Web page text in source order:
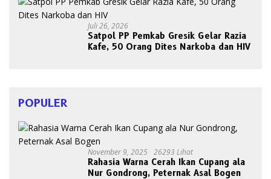
Juli 26, 2026
Satpol PP Pemkab Gresik Gelar Razia
Kafe, 50 Orang Dites Narkoba dan HIV
POPULER
November 9, 2025 26293 Lihat
Rahasia Warna Cerah Ikan Cupang ala
Nur Gondrong, Peternak Asal Bogen